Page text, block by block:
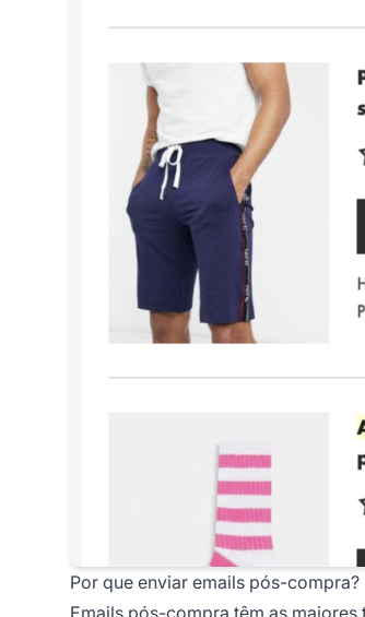
Por que enviar emails pós-compra?
Emails pós-compra têm as